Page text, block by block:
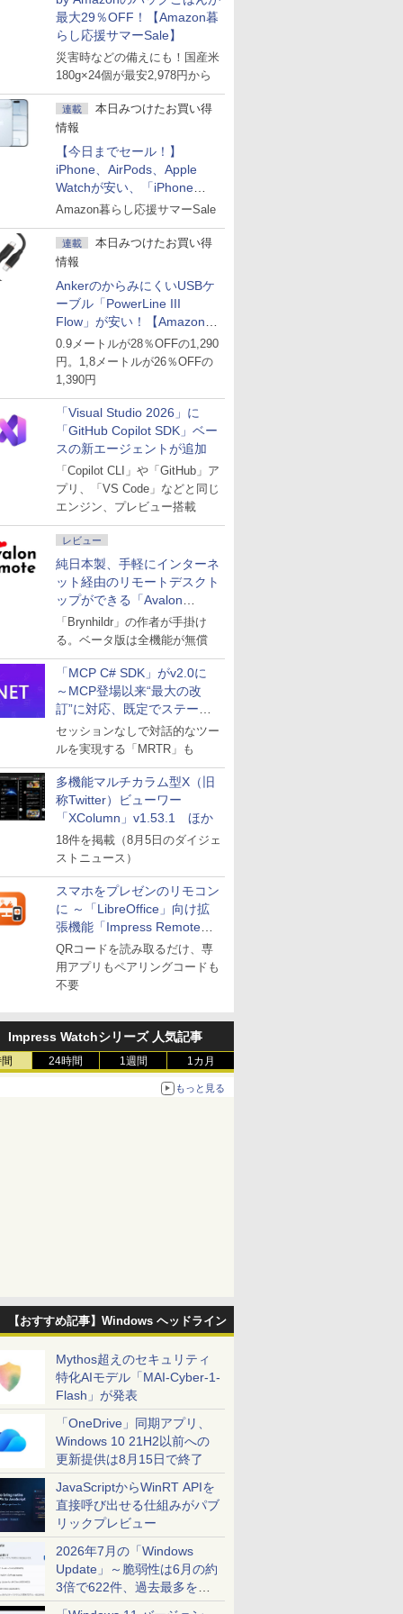
最大29％OFF！【Amazon暮
らし応援サマーSale】
災害時などの備えにも！国産米
180g×24個が最安2,978円から
連載
本日みつけたお買い得
情報
【今日までセール！】
iPhone、AirPods、Apple
Watchが安い、「iPhone
Air」256GB版が139,800円な
Amazon暮らし応援サマーSale
連載
本日みつけたお買い得
情報
AnkerのからみにくいUSBケ
ーブル「PowerLine III
Flow」が安い！【Amazon暮
らし応援サマーSale】
0.9メートルが28％OFFの1,290
円。1,8メートルが26％OFFの
1,390円
「Visual Studio 2026」に
「GitHub Copilot SDK」ベー
スの新エージェントが追加
「Copilot CLI」や「GitHub」ア
プリ、「VS Code」などと同じ
エンジン、プレビュー搭載
レビュー
純日本製、手軽にインターネ
ット経由のリモートデスクト
ップができる「Avalon
remote」
「Brynhildr」の作者が手掛け
る。ベータ版は全機能が無償
「MCP C# SDK」がv2.0に
～MCP登場以来“最大の改
訂”に対応、既定でステート
レスへ
セッションなしで対話的なツー
ルを実現する「MRTR」も
多機能マルチカラム型X（旧
称Twitter）ビューワー
「XColumn」v1.53.1 ほか
18件を掲載（8月5日のダイジェ
ストニュース）
スマホをプレゼンのリモコン
に ～「LibreOffice」向け拡
張機能「Impress Remote」
が公開
QRコードを読み取るだけ、専
用アプリもペアリングコードも
不要
Impress Watchシリーズ 人気記事
24時間 1週間 1カ月
もっと見る
【おすすめ記事】Windows ヘッドライン
Mythos超えのセキュリティ
特化AIモデル「MAI-Cyber-1-
Flash」が発表
「OneDrive」同期アプリ、
Windows 10 21H2以前への
更新提供は8月15日で終了
JavaScriptからWinRT APIを
直接呼び出せる仕組みがパブ
リックプレビュー
2026年7月の「Windows
Update」～脆弱性は6月の約
3倍で622件、過去最多を大
幅に更新